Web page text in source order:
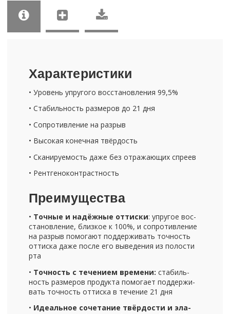
Ха­рак­те­ри­сти­ки
• Уро­вень упру­го­го вос­ста­нов­ле­ния 99,5%
• Ста­биль­ность раз­ме­ров до 21 дня
• Со­про­тив­ле­ние на раз­рыв
• Вы­со­кая ко­неч­ная твёр­дость
• Ска­ни­ру­е­мость даже без от­ра­жа­ю­щих спре­ев
• Рент­ге­но­кон­траст­ность
Пре­иму­ще­ства
• Точ­ные и на­дёж­ные от­тис­ки: упру­гое вос­
ста­нов­ле­ние, близ­кое к 100%, и со­про­тив­ле­ние
на раз­рыв по­мо­га­ют под­дер­жи­вать точ­ность
от­тис­ка даже после его вы­ве­де­ния из по­ло­сти
рта
• Точ­ность с те­че­ни­ем вре­ме­ни: ста­биль­
ность раз­ме­ров про­дук­та по­мо­га­ет под­дер­жи­
вать точ­ность от­тис­ка в те­че­ние 21 дня
• Иде­аль­ное со­че­та­ние твёр­до­сти и эла­